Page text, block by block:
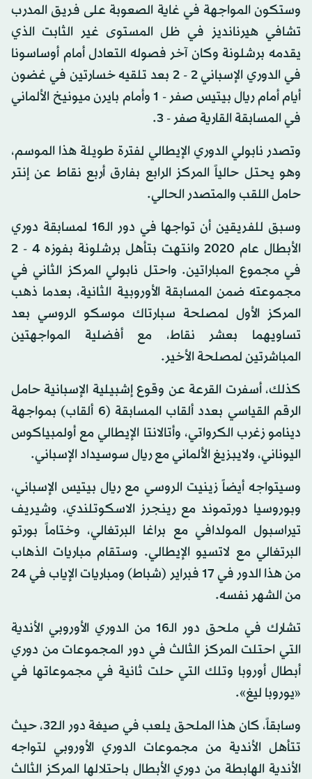
وستكون المواجهة في غاية الصعوبة على فريق المدرب
تشافي هيرنانديز في ظل المستوى غير الثابت الذي
يقدمه برشلونة وكان آخر فصوله التعادل أمام أوساسونا
في الدوري الإسباني 2 - 2 بعد تلقيه خسارتين في غضون
أيام أمام ريال بيتيس صفر - 1 وأمام بايرن ميونيخ الألماني
في المسابقة القارية صفر - 3.
وتصدر نابولي الدوري الإيطالي لفترة طويلة هذا الموسم،
وهو يحتل حالياً المركز الرابع بفارق أربع نقاط عن إنتر
حامل اللقب والمتصدر الحالي.
وسبق للفريقين أن تواجها في دور الـ16 لمسابقة دوري
الأبطال عام 2020 وانتهت بتأهل برشلونة بفوزه 4 - 2
في مجموع المباراتين. واحتل نابولي المركز الثاني في
مجموعته ضمن المسابقة الأوروبية الثانية، بعدما ذهب
المركز الأول لمصلحة سبارتاك موسكو الروسي بعد
تساويهما بعشر نقاط، مع أفضلية المواجهتين
المباشرتين لمصلحة الأخير.
كذلك، أسفرت القرعة عن وقوع إشبيلية الإسبانية حامل
الرقم القياسي بعدد ألقاب المسابقة (6 ألقاب) بمواجهة
دينامو زغرب الكرواتي، وأتالانتا الإيطالي مع أولمبياكوس
اليوناني، ولايبزيغ الألماني مع ريال سوسيداد الإسباني.
وسيتواجه أيضاً زينيت الروسي مع ريال بيتيس الإسباني،
وبوروسيا دورتموند مع رينجرز الاسكوتلندي، وشيريف
تيراسبول المولدافي مع براغا البرتغالي، وختاماً بورتو
البرتغالي مع لاتسيو الإيطالي. وستقام مباريات الذهاب
من هذا الدور في 17 فبراير (شباط) ومباريات الإياب في 24
من الشهر نفسه.
تشارك في ملحق دور الـ16 من الدوري الأوروبي الأندية
التي احتلت المركز الثالث في دور المجموعات من دوري
أبطال أوروبا وتلك التي حلت ثانية في مجموعاتها في
«يوروبا ليغ».
وسابقاً، كان هذا الملحق يلعب في صيغة دور الـ32، حيث
تتأهل الأندية من مجموعات الدوري الأوروبي لتواجه
الأندية الهابطة من دوري الأبطال باحتلالها المركز الثالث